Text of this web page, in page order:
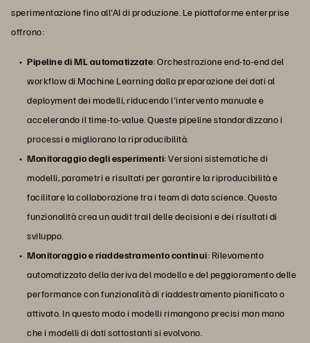
sperimentazione fino all'AI di produzione. Le piattaforme enterprise
offrono:
Pipeline di ML automatizzate: Orchestrazione end-to-end del
workflow di Machine Learning dalla preparazione dei dati al
deployment dei modelli, riducendo l'intervento manuale e
accelerando il time-to-value. Queste pipeline standardizzano i
processi e migliorano la riproducibilità.
Monitoraggio degli esperimenti: Versioni sistematiche di
modelli, parametri e risultati per garantire la riproducibilità e
facilitare la collaborazione tra i team di data science. Questa
funzionalità crea un audit trail delle decisioni e dei risultati di
sviluppo.
Monitoraggio e riaddestramento continui: Rilevamento
automatizzato della deriva del modello e del peggioramento delle
performance con funzionalità di riaddestramento pianificato o
attivato. In questo modo i modelli rimangono precisi man mano
che i modelli di dati sottostanti si evolvono.